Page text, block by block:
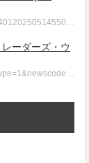
ーダーズ・ウ